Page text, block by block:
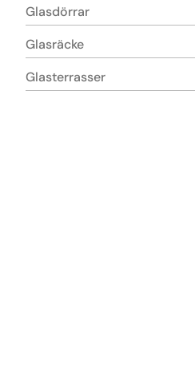
Glasdörrar
Glasräcke
Glasterrasser